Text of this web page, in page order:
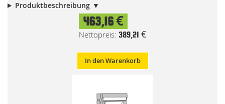
Produktbeschreibung
463,16 €
389,21 €
In den Warenkorb